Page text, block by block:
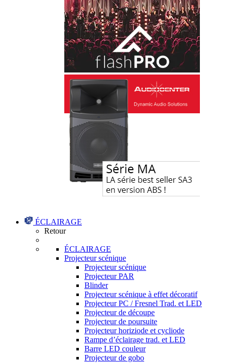
ÉCLAIRAGE
Retour
ÉCLAIRAGE
Projecteur scénique
Projecteur scénique
Projecteur PAR
Blinder
Projecteur scénique à effet décoratif
Projecteur PC / Fresnel Trad. et LED
Projecteur de découpe
Projecteur de poursuite
Projecteur horiziode et cycliode
Rampe d’éclairage trad. et LED
Barre LED couleur
Projecteur de gobo